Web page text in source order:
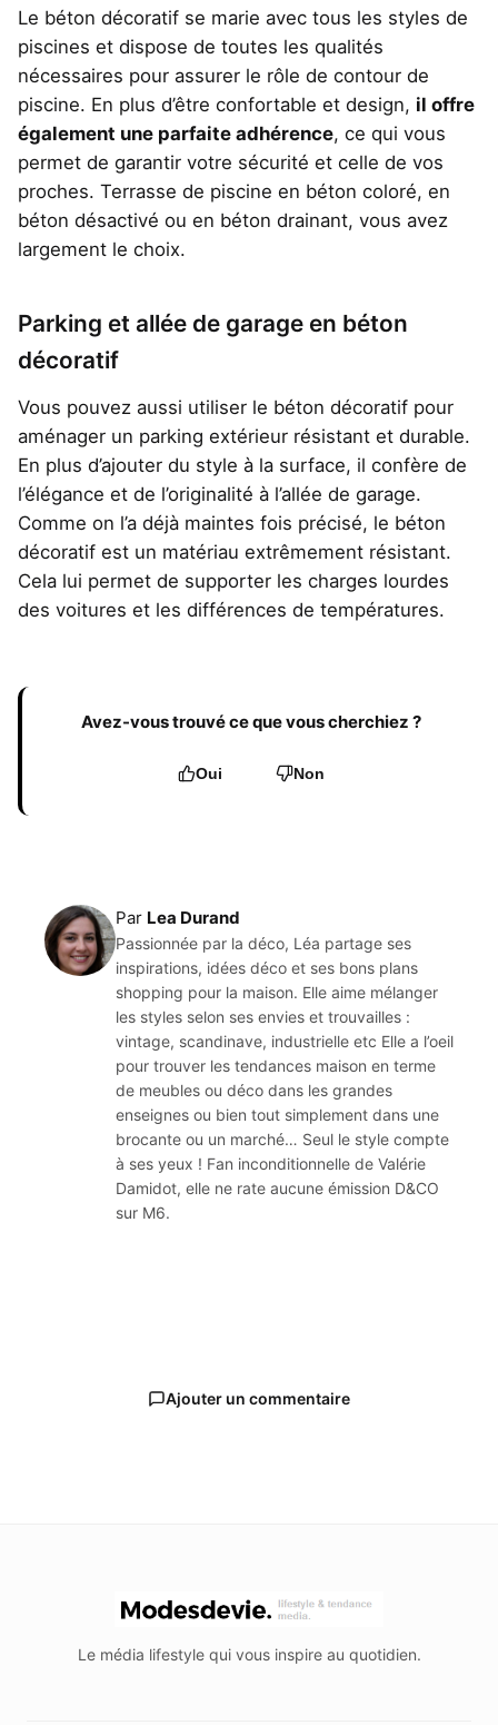
Le béton décoratif se marie avec tous les styles de
piscines et dispose de toutes les qualités
nécessaires pour assurer le rôle de contour de
piscine. En plus d’être confortable et design, il offre
également une parfaite adhérence, ce qui vous
permet de garantir votre sécurité et celle de vos
proches. Terrasse de piscine en béton coloré, en
béton désactivé ou en béton drainant, vous avez
largement le choix.
Parking et allée de garage en béton
décoratif
Vous pouvez aussi utiliser le béton décoratif pour
aménager un parking extérieur résistant et durable.
En plus d’ajouter du style à la surface, il confère de
l’élégance et de l’originalité à l’allée de garage.
Comme on l’a déjà maintes fois précisé, le béton
décoratif est un matériau extrêmement résistant.
Cela lui permet de supporter les charges lourdes
des voitures et les différences de températures.
Avez-vous trouvé ce que vous cherchiez ?
Oui Non
Par Lea Durand
Passionnée par la déco, Léa partage ses
inspirations, idées déco et ses bons plans
shopping pour la maison. Elle aime mélanger
les styles selon ses envies et trouvailles :
vintage, scandinave, industrielle etc Elle a l’oeil
pour trouver les tendances maison en terme
de meubles ou déco dans les grandes
enseignes ou bien tout simplement dans une
brocante ou un marché… Seul le style compte
à ses yeux ! Fan inconditionnelle de Valérie
Damidot, elle ne rate aucune émission D&CO
sur M6.
Ajouter un commentaire
Le média lifestyle qui vous inspire au quotidien.